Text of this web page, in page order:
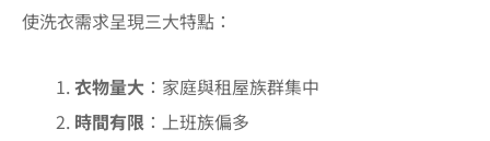
使洗衣需求呈現三大特點：
衣物量大 ：家庭與租屋族群集中
時間有限 ：上班族偏多